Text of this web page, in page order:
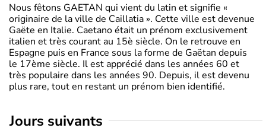
Nous fêtons GAETAN qui vient du latin et signifie «
originaire de la ville de Caillatia ». Cette ville est devenue
Gaëte en Italie. Caetano était un prénom exclusivement
italien et très courant au 15è siècle. On le retrouve en
Espagne puis en France sous la forme de Gaëtan depuis
le 17ème siècle. Il est apprécié dans les années 60 et
très populaire dans les années 90. Depuis, il est devenu
plus rare, tout en restant un prénom bien identifié.
jours suivants